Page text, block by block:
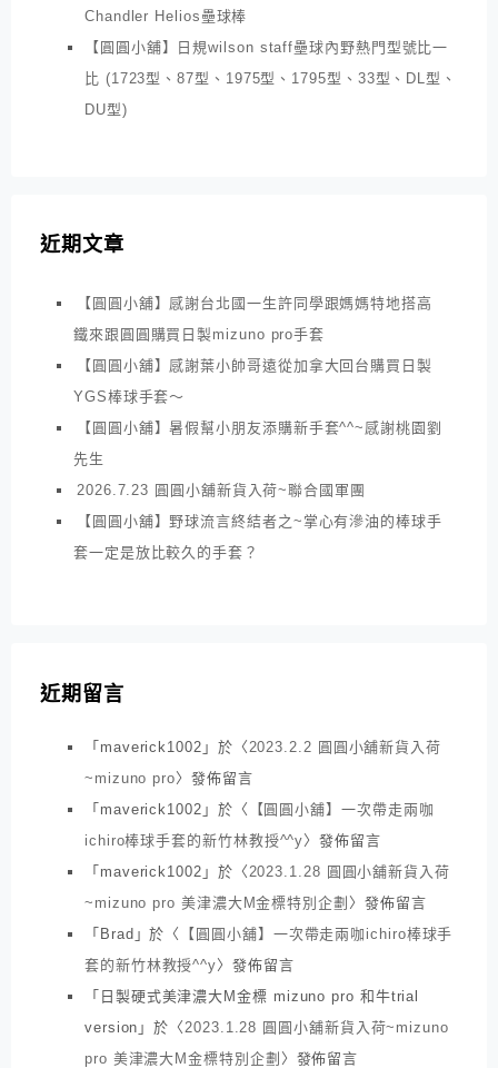
Chandler Helios壘球棒
【圓圓小舖】日規wilson staff壘球內野熱門型號比一
比 (1723型、87型、1975型、1795型、33型、DL型、
DU型)
近期文章
【圓圓小舖】感謝台北國一生許同學跟媽媽特地搭高
鐵來跟圓圓購買日製mizuno pro手套
【圓圓小舖】感謝葉小帥哥遠從加拿大回台購買日製
YGS棒球手套～
【圓圓小舖】暑假幫小朋友添購新手套^^~感謝桃園劉
先生
2026.7.23 圓圓小舖新貨入荷~聯合國軍團
【圓圓小舖】野球流言終結者之~掌心有滲油的棒球手
套一定是放比較久的手套？
近期留言
「maverick1002 」於〈 2023.2.2 圓圓小舖新貨入荷
~mizuno pro〉發佈留言
「maverick1002 」於〈
【圓圓小舖】一次帶走兩咖
ichiro棒球手套的新竹林教授^^y〉發佈留言
「maverick1002 」於〈 2023.1.28 圓圓小舖新貨入荷
~mizuno pro 美津濃大M金標特別企劃 〉發佈留言
「Brad 」於〈
【圓圓小舖】一次帶走兩咖ichiro棒球手
套的新竹林教授^^y〉發佈留言
「 日製硬式美津濃大M金標 mizuno pro 和牛trial
version 」於〈 2023.1.28 圓圓小舖新貨入荷~mizuno
pro 美津濃大M金標特別企劃 〉發佈留言